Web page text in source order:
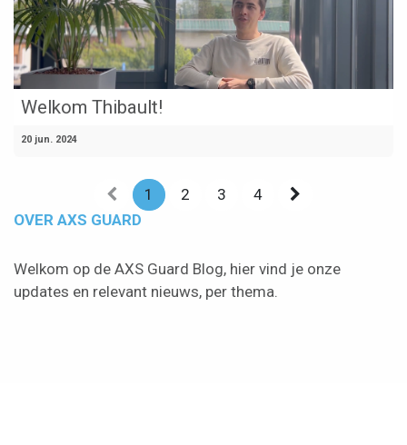
Welkom Thibault!
20 jun. 2024
1 2 3
4
OVER AXS GUARD
Welkom op de AXS Guard Blog, hier vind je onze
updates en relevant nieuws, per thema.